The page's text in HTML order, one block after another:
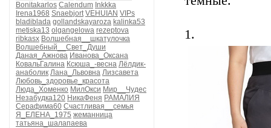
Bonitakarlos Calendum Inkkka
Irena1968 Snaebjort VEHUIAN VIPs
bladiblada gollandskayaroza kalinka53
metiska13 olgangelowa rezeptova
ribkasx Волшебная__шкатулочка
Волшебный__Свет_Души
Даная_Ажнова Иванова_Оксана
КовальГалина Ксюша_-весна Лёлдик-
анаболик Лана_Львовна Лизсавета
Любовь_здоровье_красота
Люда_Хоменко МилОкси Мир__Чудес
Незабудка120 НикаФеня РАМАЛИЯ
Серафима60 Счастливая__семья
Я_ЕЛЕНА_1975 жеманница
татьяна_шалапаева
1.